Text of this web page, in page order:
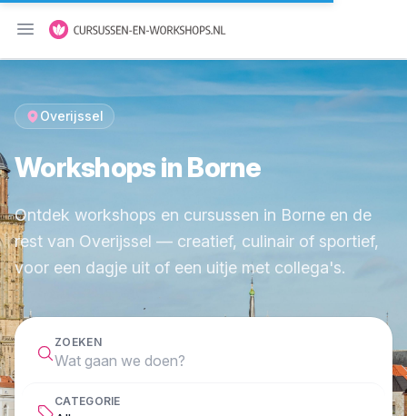
Menu openen
Overijssel
Workshops in Borne
Ontdek workshops en cursussen in Borne en de
rest van Overijssel — creatief, culinair of sportief,
voor een dagje uit of een uitje met collega's.
ZOEKEN
CATEGORIE